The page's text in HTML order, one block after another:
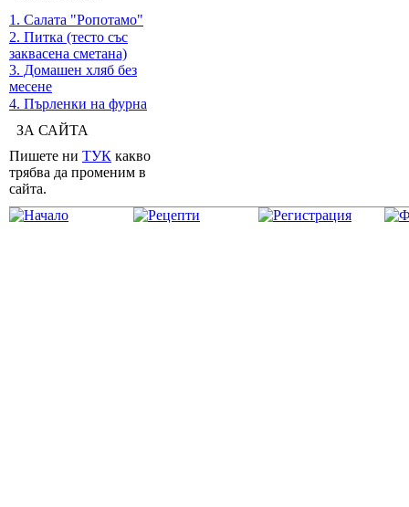
1. Салата "Ропотамо"
2. Питка (тесто със
заквасена сметана)
3. Домашен хляб без
месене
4. Пърленки на фурна
ЗА САЙТА
Пишете ни ТУК какво
трябва да променим в
сайта.